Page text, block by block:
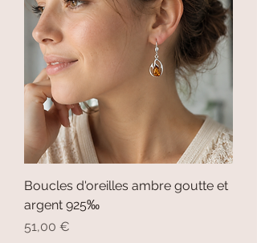
Boucles d'oreilles ambre goutte et
argent 925‰
Prezzo
51,00 €